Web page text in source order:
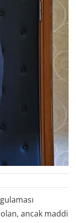
olan, ancak maddi